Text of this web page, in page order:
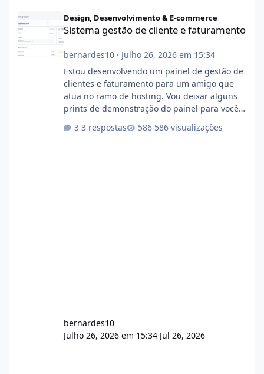
Design, Desenvolvimento & E-commerce
Sistema gestão de cliente e faturamento
bernardes10· Julho 26, 2026 em 15:34
Estou desenvolvendo um painel de gestão de
clientes e faturamento para um amigo que
atua no ramo de hosting. Vou deixar alguns
prints de demonstração do painel para vocês
com cerca de 80% concluído e conta com
3 respostas 586 visualizações
bernardes10
Julho 26, 2026 em 15:34 Jul 26, 2026